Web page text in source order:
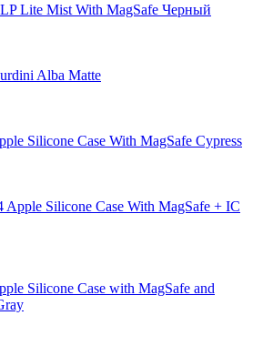
Lite Mist With MagSafe Черный
Alba Matte
Silicone Case With MagSafe Cypress
Apple Silicone Case With MagSafe + IC
Silicone Case with MagSafe and